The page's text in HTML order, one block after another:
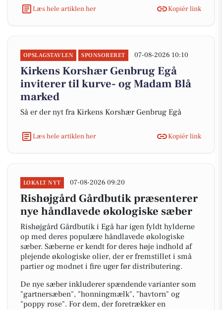
Læs hele artiklen her Kopiér link
OPSLAGSTAVLEN SPONSORERET 07-08-2026 10:10
Kirkens Korshær Genbrug Egå
inviterer til kurve- og Madam Blå
marked
Så er der nyt fra Kirkens Korshær Genbrug Egå
Læs hele artiklen her Kopiér link
LOKALT NYT 07-08-2026 09:20
Rishøjgård Gårdbutik præsenterer
nye håndlavede økologiske sæber
Rishøjgård Gårdbutik i Egå har igen fyldt hylderne
op med deres populære håndlavede økologiske
sæber. Sæberne er kendt for deres høje indhold af
plejende økologiske olier, der er fremstillet i små
partier og modnet i fire uger før distributering.
De nye sæber inkluderer spændende varianter som
"gartnersæben", "honningmælk", "havtorn" og
"poppy rose". For dem, der foretrækker en